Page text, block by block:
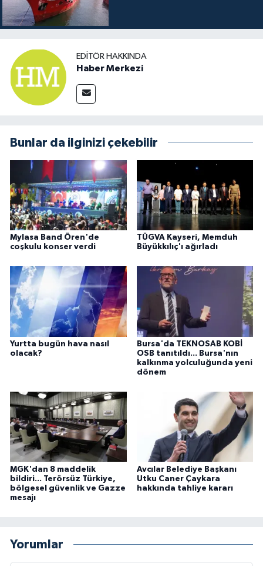
EDITÖR HAKKINDA
Haber Merkezi
Bunlar da ilginizi çekebilir
Mylasa Band Ören'de
coşkulu konser verdi
TÜGVA Kayseri, Memduh
Büyükkılıç'ı ağırladı
Yurtta bugün hava nasıl
olacak?
Bursa'da TEKNOSAB KOBİ
OSB tanıtıldı... Bursa'nın
kalkınma yolculuğunda yeni
dönem
MGK'dan 8 maddelik
bildiri... Terörsüz Türkiye,
bölgesel güvenlik ve Gazze
mesajı
Avcılar Belediye Başkanı
Utku Caner Çaykara
hakkında tahliye kararı
Yorumlar